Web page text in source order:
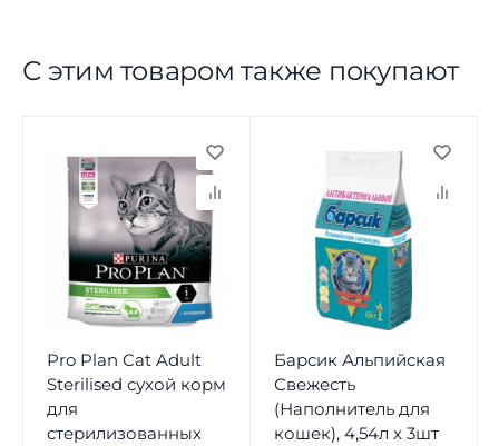
С этим товаром также покупают
Pro Plan Cat Adult
Sterilised сухой корм
для
стерилизованных
Барсик Альпийская
Свежесть
(Наполнитель для
кошек), 4,54л х 3шт